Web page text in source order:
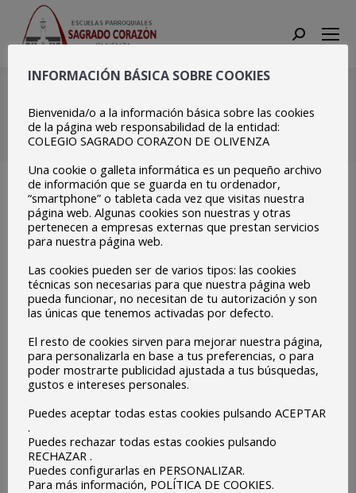
Search:
Copia de Dia Mundial
Lengua Portuguesa (15)
Estás aquí:
Inicio Copia de Dia Mundial Lengua…
INFORMACIÓN BÁSICA SOBRE COOKIES
Bienvenida/o a la información básica sobre las cookies
de la página web responsabilidad de la entidad:
COLEGIO SAGRADO CORAZON DE OLIVENZA
Una cookie o galleta informática es un pequeño archivo
de información que se guarda en tu ordenador,
“smartphone” o tableta cada vez que visitas nuestra
página web. Algunas cookies son nuestras y otras
pertenecen a empresas externas que prestan servicios
para nuestra página web.
Las cookies pueden ser de varios tipos: las cookies
técnicas son necesarias para que nuestra página web
pueda funcionar, no necesitan de tu autorización y son
las únicas que tenemos activadas por defecto.
El resto de cookies sirven para mejorar nuestra página,
para personalizarla en base a tus preferencias, o para
poder mostrarte publicidad ajustada a tus búsquedas,
gustos e intereses personales.
Puedes aceptar todas estas cookies pulsando ACEPTAR
.
Puedes rechazar todas estas cookies pulsando
RECHAZAR .
Puedes configurarlas en PERSONALIZAR.
Para más información, POLÍTICA DE COOKIES.